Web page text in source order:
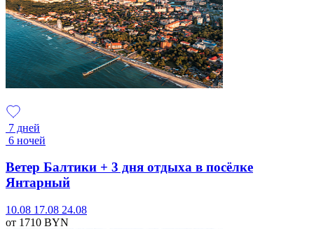
7 дней
6 ночей
Ветер Балтики + 3 дня отдыха в посёлке
Янтарный
10.08 17.08 24.08
от 1710 BYN